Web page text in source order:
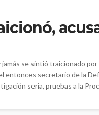
jamás se sintió traicionado
entonces secretario de la
seria, pruebas a la